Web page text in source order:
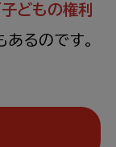
子どもの権利
あるのです。